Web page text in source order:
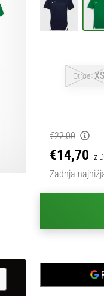
Otroci XS
€22,00
€14,70 z
Zadnja